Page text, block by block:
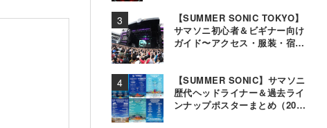
【SUMMER SONIC TOKYO】
サマソニ初心者＆ビギナー向け
ガイド〜アクセス・服装・宿泊
【SUMMER SONIC】サマソニ
歴代ヘッドライナー＆過去ライ
ンナップポスターまとめ（2000